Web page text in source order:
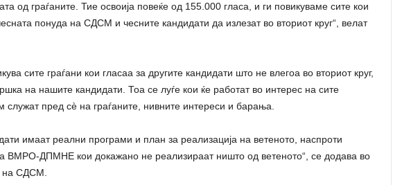
од граѓаните. Тие освоија повеќе од 155.000 гласа, и ги повикуваме сите кои
понуда на СДСМ и чесните кандидати да излезат во вториот круг“, велат
сите граѓани кои гласаа за другите кандидати што не влегоа во вториот круг,
на нашите кандидати. Тоа се луѓе кои ќе работат во интерес на сите
служат пред сè на граѓаните, нивните интереси и барања.
имаат реални програми и план за реализација на ветеното, наспроти
ВМРО-ДПМНЕ кои докажано не реализираат ништо од ветеното“, се додава во
на СДСМ.